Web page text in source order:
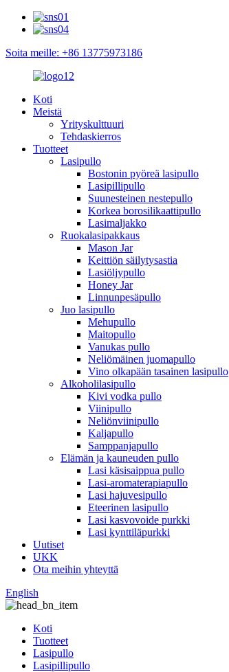
Soita meille: +86 13775973186
Koti
Meistä
Yrityskulttuuri
Tehdaskierros
Tuotteet
Lasipullo
Bostonin pyöreä lasipullo
Lasipillipullo
Suunesteinen nestepullo
Korkea borosilikaattipullo
Lasimaljakko
Ruokalasipakkaus
Mason Jar
Keittiön säilytysastia
Lasiöljypullo
Honey Jar
Linnunpesäpullo
Juo lasipullo
Mehupullo
Maitopullo
Vanukas pullo
Neliömäinen juomapullo
Vino olkapään tasainen lasipullo
Alkoholilasipullo
Kivi vodka pullo
Viinipullo
Neliönviinipullo
Kaljapullo
Samppanjapullo
Elämän ja kauneuden pullo
Lasi käsisaippua pullo
Lasi-aromaterapiapullo
Lasi hajuvesipullo
Eteerinen lasipullo
Lasi kasvovoide purkki
Lasi kynttiläpurkki
Uutiset
UKK
Ota meihin yhteyttä
English
Koti
Tuotteet
Lasipullo
Lasipillipullo